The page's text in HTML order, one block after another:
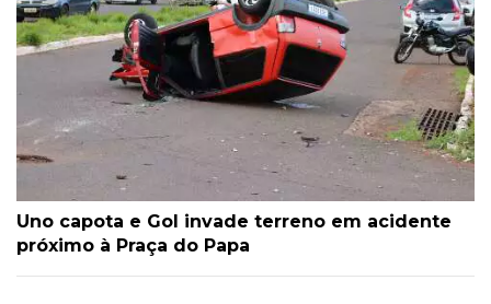
Uno capota e Gol invade terreno em acidente
próximo à Praça do Papa